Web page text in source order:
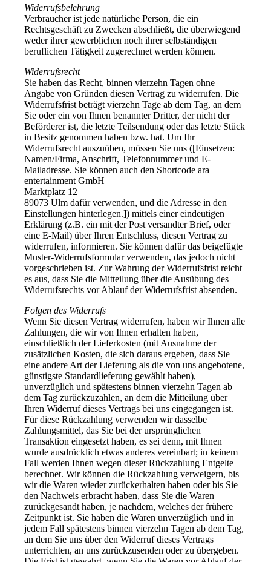
Widerrufsbelehrung
Verbraucher ist jede natürliche Person, die ein
Rechtsgeschäft zu Zwecken abschließt, die überwiegend
weder ihrer gewerblichen noch ihrer selbständigen
beruflichen Tätigkeit zugerechnet werden können.
Widerrufsrecht
Sie haben das Recht, binnen vierzehn Tagen ohne
Angabe von Gründen diesen Vertrag zu widerrufen. Die
Widerrufsfrist beträgt vierzehn Tage ab dem Tag, an dem
Sie oder ein von Ihnen benannter Dritter, der nicht der
Beförderer ist, die letzte Teilsendung oder das letzte Stück
in Besitz genommen haben bzw. hat. Um Ihr
Widerrufsrecht auszuüben, müssen Sie uns ([Einsetzen:
Namen/Firma, Anschrift, Telefonnummer und E-
Mailadresse. Sie können auch den Shortcode ara
entertainment GmbH
Marktplatz 12
89073 Ulm dafür verwenden, und die Adresse in den
Einstellungen hinterlegen.]) mittels einer eindeutigen
Erklärung (z.B. ein mit der Post versandter Brief, oder
eine E-Mail) über Ihren Entschluss, diesen Vertrag zu
widerrufen, informieren. Sie können dafür das beigefügte
Muster-Widerrufsformular verwenden, das jedoch nicht
vorgeschrieben ist. Zur Wahrung der Widerrufsfrist reicht
es aus, dass Sie die Mitteilung über die Ausübung des
Widerrufsrechts vor Ablauf der Widerrufsfrist absenden.
Folgen des Widerrufs
Wenn Sie diesen Vertrag widerrufen, haben wir Ihnen alle
Zahlungen, die wir von Ihnen erhalten haben,
einschließlich der Lieferkosten (mit Ausnahme der
zusätzlichen Kosten, die sich daraus ergeben, dass Sie
eine andere Art der Lieferung als die von uns angebotene,
günstigste Standardlieferung gewählt haben),
unverzüglich und spätestens binnen vierzehn Tagen ab
dem Tag zurückzuzahlen, an dem die Mitteilung über
Ihren Widerruf dieses Vertrags bei uns eingegangen ist.
Für diese Rückzahlung verwenden wir dasselbe
Zahlungsmittel, das Sie bei der ursprünglichen
Transaktion eingesetzt haben, es sei denn, mit Ihnen
wurde ausdrücklich etwas anderes vereinbart; in keinem
Fall werden Ihnen wegen dieser Rückzahlung Entgelte
berechnet. Wir können die Rückzahlung verweigern, bis
wir die Waren wieder zurückerhalten haben oder bis Sie
den Nachweis erbracht haben, dass Sie die Waren
zurückgesandt haben, je nachdem, welches der frühere
Zeitpunkt ist. Sie haben die Waren unverzüglich und in
jedem Fall spätestens binnen vierzehn Tagen ab dem Tag,
an dem Sie uns über den Widerruf dieses Vertrags
unterrichten, an uns zurückzusenden oder zu übergeben.